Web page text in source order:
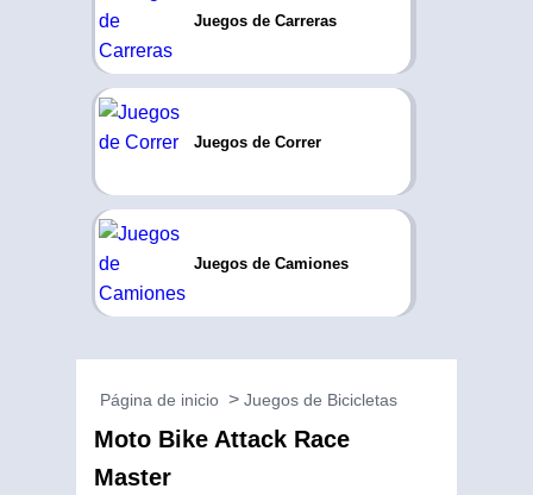
Juegos de Carreras
Juegos de Correr
Juegos de Camiones
Página de inicio Juegos de Bicicletas
Moto Bike Attack Race
Master